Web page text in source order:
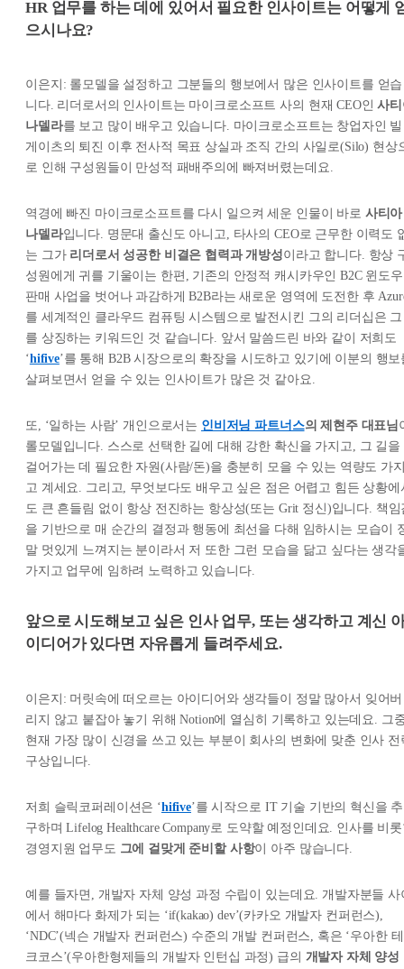
HR 업무를 하는 데에 있어서 필요한 인사이트는 어떻게
으시나요?
이은지: 롤모델을 설정하고 그분들의 행보에서 많은 인사이트를 얻습
니다. 리더로서의 인사이트는 마이크로소프트 사의 현재 CEO인사
나델라를 보고 많이 배우고 있습니다. 마이크로소프트는 창업자인 빌
게이츠의 퇴진 이후 전사적 목표 상실과 조직 간의 사일로(Silo) 현상
로 인해 구성원들이 만성적 패배주의에 빠져버렸는데요.
역경에 빠진 마이크로소프트를 다시 일으켜 세운 인물이 바로 사티아
나델라입니다. 명문대 출신도 아니고, 타사의 CEO로 근무한 이력도
는 그가 리더로서 성공한 비결은 협력과 개방성이라고 합니다. 항상
성원에게 귀를 기울이는 한편, 기존의 안정적 캐시카우인 B2C 윈도우
판매 사업을 벗어나 과감하게 B2B라는 새로운 영역에 도전한 후
를 세계적인 클라우드 컴퓨팅 시스템으로 발전시킨 그의 리더십은 그
를 상징하는 키워드인 것 같습니다. 앞서 말씀드린 바와 같이 저희도
‘hifive’를 통해 B2B 시장으로의 확장을 시도하고 있기에 이분의 행보
살펴보면서 얻을 수 있는 인사이트가 많은 것 같아요.
또, ‘일하는 사람’ 개인으로서는 인비저닝 파트너스의 제현주 대표님
롤모델입니다. 스스로 선택한 길에 대해 강한 확신을 가지고, 그 길을
걸어가는 데 필요한 자원(사람/돈)을 충분히 모을 수 있는 역량도 가
고 계세요. 그리고, 무엇보다도 배우고 싶은 점은 어렵고 힘든 상황에
도 큰 흔들림 없이 항상 전진하는 항상성(또는 Grit 정신)입니다. 책임
을 기반으로 매 순간의 결정과 행동에 최선을 다해 임하시는 모습이
말 멋있게 느껴지는 분이라서 저 또한 그런 모습을 닮고 싶다는 생각
가지고 업무에 임하려 노력하고 있습니다.
앞으로 시도해보고 싶은 인사 업무, 또는 생각하고 계신
이디어가 있다면 자유롭게 들려주세요.
이은지: 머릿속에 떠오르는 아이디어와 생각들이 정말 많아서 잊어버
리지 않고 붙잡아 놓기 위해 Notion에 열심히 기록하고 있는데요. 그
현재 가장 많이 신경을 쓰고 있는 부분이 회사의 변화에 맞춘 인사 전
구상입니다.
저희 슬릭코퍼레이션은 ‘hifive’를 시작으로 IT 기술 기반의 혁신을 추
구하며 Lifelog Healthcare Company로 도약할 예정인데요. 인사를 비
경영지원 업무도 그에 걸맞게 준비할 사항이 아주 많습니다.
예를 들자면, 개발자 자체 양성 과정 수립이 있는데요. 개발자분들 사
에서 해마다 화제가 되는 ‘if(kakao) dev’(카카오 개발자 컨퍼런스),
‘NDC’(넥슨 개발자 컨퍼런스) 수준의 개발 컨퍼런스, 혹은 ‘우아한 테
크코스’(우아한형제들의 개발자 인턴십 과정) 급의 개발자 자체 양성